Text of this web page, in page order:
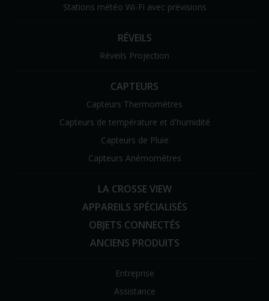
Stations météo Wi-Fi avec prévisions
RÉVEILS
Réveils Projection
CAPTEURS
Capteurs Thermomètres
Capteurs de température et d'humidité
Capteurs de Pluie
Capteurs Anémomètres
LA CROSSE VIEW
APPAREILS SPÉCIALISÉS
OBJETS CONNECTÉS
ANCIENS PRODUITS
Entreprise
Assistance